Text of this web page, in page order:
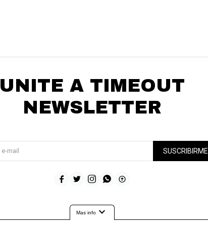
UNITE A TIMEOUT
NEWSLETTER
SUSCRIBIRME
    
Mas infoexpand_more